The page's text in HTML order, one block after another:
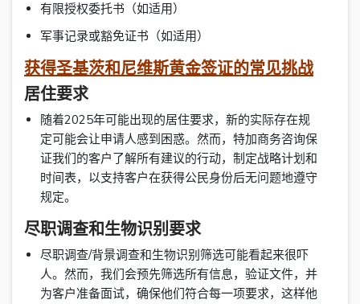
有限授权委托书（如适用）
军事记录或豁免证书（如适用）
获得圣基茨和尼维斯黄金签证的常见挑战
居住要求
随着2025年可能出现的居住要求，新的实际存在规
定可能会让申请人感到困惑。然而，特加商务咨询保
证我们的客户了解所有建议的行动，制定战略计划和
时间表，以支持客户在获得公民身份后无问题地遵守
规定。
尽职调查和生物识别要求
尽职调查/背景调查和生物识别筛选可能看起来很吓
人。然而，我们会预先筛选所有信息，验证文件，并
为客户准备面试，确保他们符合每一项要求，这样他